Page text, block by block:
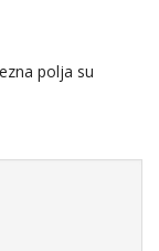
polja su